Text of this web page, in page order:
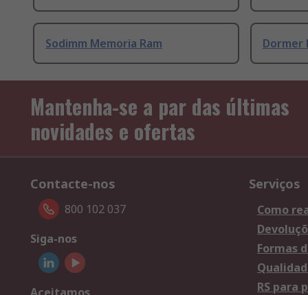
Sodimm Memoria Ram Dormer
Mantenha-se a par das últimas
novidades e ofertas
Contacte-nos
800 102 037
Siga-nos
Serviços
Como
Formas
RS para